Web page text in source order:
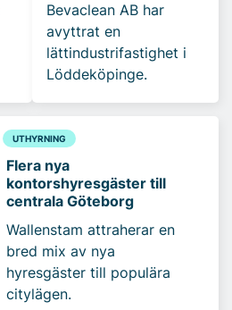
Bevaclean AB har
avyttrat en
lättindustrifastighet i
Löddeköpinge.
UTHYRNING
Flera nya
kontorshyresgäster till
centrala Göteborg
Wallenstam attraherar en
bred mix av nya
hyresgäster till populära
citylägen.